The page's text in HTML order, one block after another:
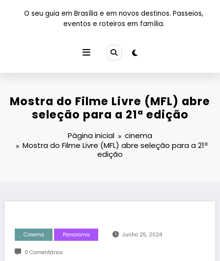
O seu guia em Brasília e em novos destinos. Passeios,
eventos e roteiros em família.
Mostra do Filme Livre (MFL) abre
seleção para a 21ª edição
Página inicial
cinema
Mostra do Filme Livre (MFL) abre seleção para a 21ª
edição
Cinema Panorama Junho 25, 2024
0 Comentários